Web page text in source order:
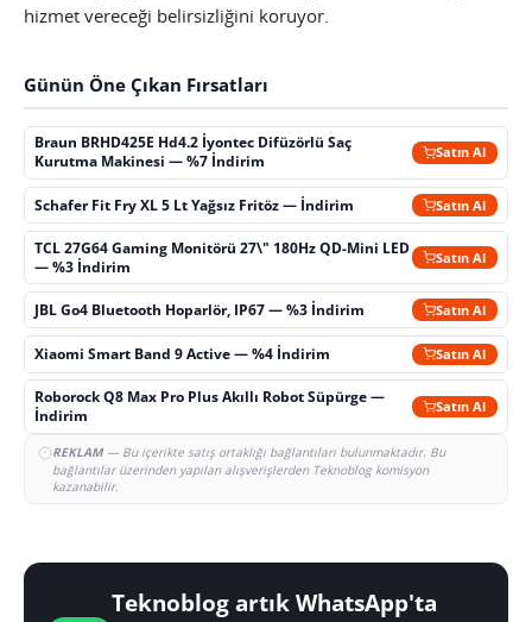
hizmet vereceği belirsizliğini koruyor.
Günün Öne Çıkan Fırsatları
Braun BRHD425E Hd4.2 İyontec Difüzörlü Saç
Kurutma Makinesi — %7 İndirim
Satın Al
Schafer Fit Fry XL 5 Lt Yağsız Fritöz — İndirim Satın Al
TCL 27G64 Gaming Monitörü 27\" 180Hz QD-Mini LED
— %3 İndirim
Satın Al
JBL Go4 Bluetooth Hoparlör, IP67 — %3 İndirim Satın Al
Xiaomi Smart Band 9 Active — %4 İndirim Satın Al
Roborock Q8 Max Pro Plus Akıllı Robot Süpürge —
İndirim
Satın Al
REKLAM— Bu içerikte satış ortaklığı bağlantıları bulunmaktadır. Bu
bağlantılar üzerinden yapılan alışverişlerden Teknoblog komisyon
kazanabilir.
Teknoblog artık WhatsApp'ta